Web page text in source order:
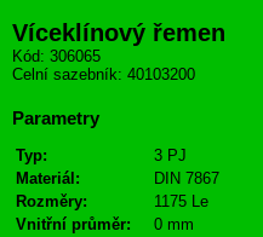
Víceklínový řemen
Kód: 306065
Celní sazebník: 40103200
Parametry
Typ:
3 PJ
Materiál:
DIN 7867
Rozměry:
1175 Le
Vnitřní průměr:
0 mm